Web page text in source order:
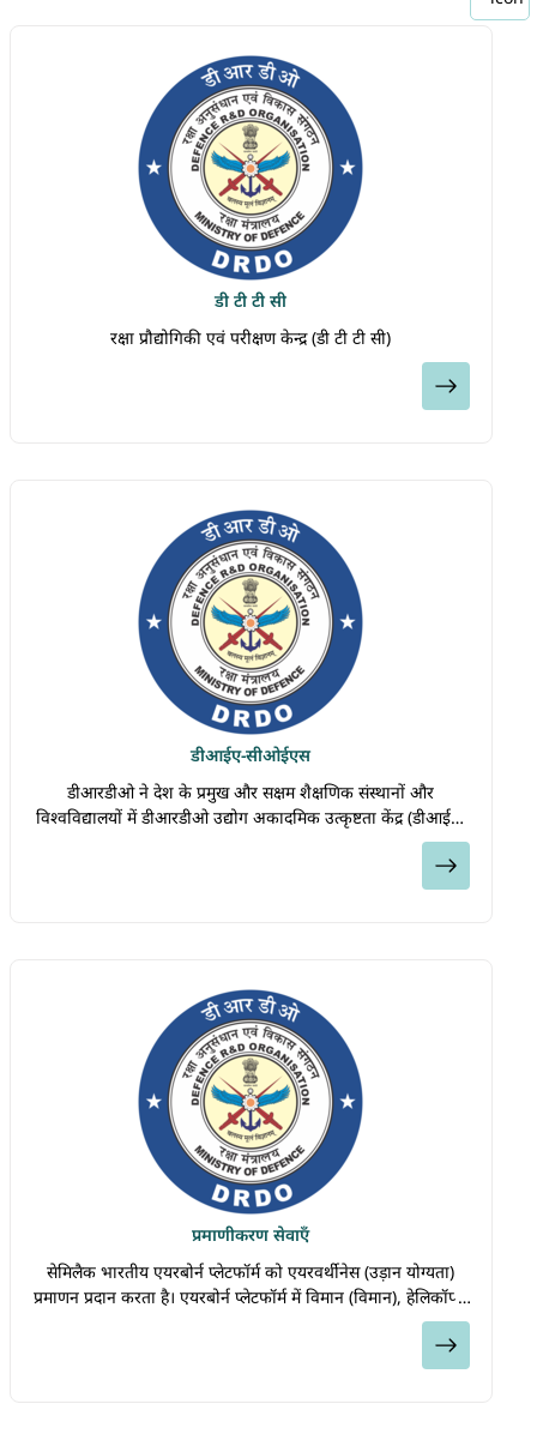
डी टी टी सी
रक्षा प्रौद्योगिकी एवं परीक्षण केन्द्र (डी टी टी सी)
डीआईए-सीओईएस
डीआरडीओ ने देश के प्रमुख और सक्षम शैक्षणिक संस्थानों और
विश्वविद्यालयों में डीआरडीओ उद्योग अकादमिक उत्कृष्टता केंद्र (डीआईए-
सीओई) की स्थापना की है, ताकि डीआरडीओ प्रयोगशालाओं, शिक्षाविदों
और स्टार्टअप/उद्योगों के बीच सहयोग के माध्यम से निर्देशित अनुसंधान
पारिस्थितिकी तंत्र का निर्माण किया जा सके। डीआईए-सीओई
प्रमाणीकरण सेवाएँ
सेमिलैक भारतीय एयरबोर्न प्लेटफॉर्म को एयरवर्थीनेस (उड़ान योग्यता)
प्रमाणन प्रदान करता है। एयरबोर्न प्लेटफॉर्म में विमान (विमान), हेलिकॉप्टर
(हेलीकाप्टर), पैराशूट (पैराशूट), मानवरहित हवाई वाहन (यूएवी - मानव
सैन्य एयरबोर्न प्लेटफॉर्म में प्रयुक्त हर सिस्टम, एलआरयू (लाइन रिप्लेसबल